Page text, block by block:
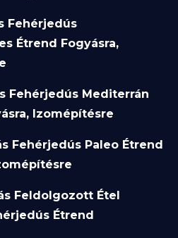
Fehérjedús
Étrend Fogyásra,
Fehérjedús Mediterrán
Izomépítésre
Fehérjedús Paleo Étrend
Feldolgozott Étel
Étrend